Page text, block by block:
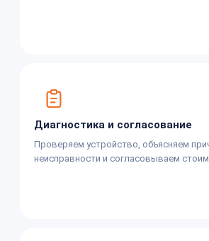
Диагностика и согласование
Проверяем устройство, объясняем
неисправности и согласовываем